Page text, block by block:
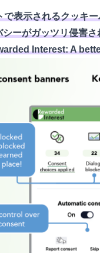
で表示されるクッキ
シーがガッツリ侵害
Interest: A